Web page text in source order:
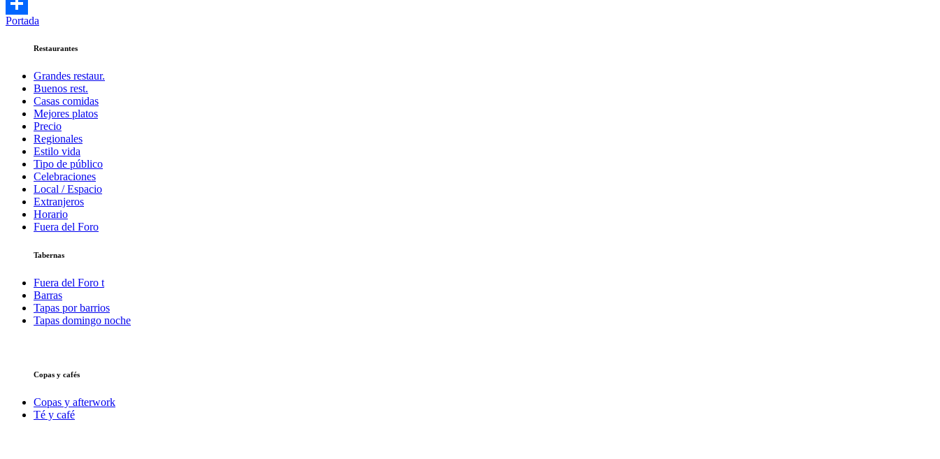
Twitter
Compartir
Portada
Restaurantes
Grandes restaur.
Buenos rest.
Casas comidas
Mejores platos
Precio
Regionales
Estilo vida
Tipo de público
Celebraciones
Local / Espacio
Extranjeros
Horario
Fuera del Foro
Tabernas
Fuera del Foro t
Barras
Tapas por barrios
Tapas domingo noche
Copas y cafés
Copas y afterwork
Té y café